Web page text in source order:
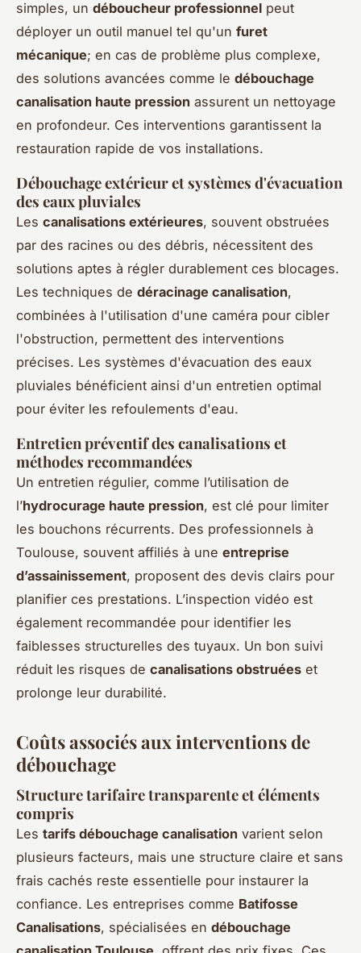
simples, un déboucheur professionnel peut
déployer un outil manuel tel qu'un furet
mécanique; en cas de problème plus complexe,
des solutions avancées comme le débouchage
canalisation haute pression assurent un nettoyage
en profondeur. Ces interventions garantissent la
restauration rapide de vos installations.
Débouchage extérieur et systèmes d'évacuation
des eaux pluviales
Les canalisations extérieures, souvent obstruées
par des racines ou des débris, nécessitent des
solutions aptes à régler durablement ces blocages.
Les techniques de déracinage canalisation,
combinées à l'utilisation d'une caméra pour cibler
l'obstruction, permettent des interventions
précises. Les systèmes d'évacuation des eaux
pluviales bénéficient ainsi d'un entretien optimal
pour éviter les refoulements d'eau.
Entretien préventif des canalisations et
méthodes recommandées
Un entretien régulier, comme l’utilisation de
l’hydrocurage haute pression, est clé pour limiter
les bouchons récurrents. Des professionnels à
Toulouse, souvent affiliés à une entreprise
d’assainissement, proposent des devis clairs pour
planifier ces prestations. L’inspection vidéo est
également recommandée pour identifier les
faiblesses structurelles des tuyaux. Un bon suivi
réduit les risques de canalisations obstruées et
prolonge leur durabilité.
Coûts associés aux interventions de
débouchage
Structure tarifaire transparente et éléments
compris
Les tarifs débouchage canalisation varient selon
plusieurs facteurs, mais une structure claire et sans
frais cachés reste essentielle pour instaurer la
confiance. Les entreprises comme Batifosse
Canalisations, spécialisées en débouchage